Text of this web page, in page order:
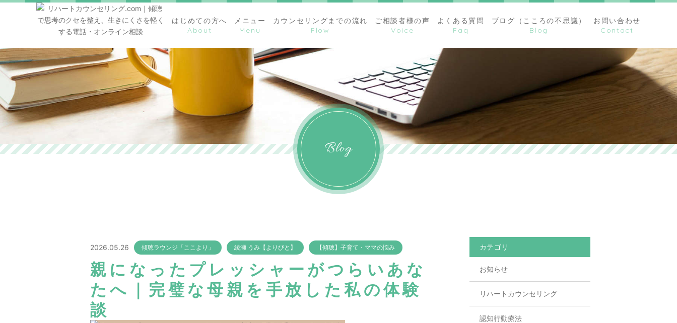
はじめての方へ メニュー カウンセリングまでの流れ ご相談者様の声 よくある質問 ブログ（こころの不思議） お問い合わせ
Blog
2026.05.26 傾聴ラウンジ「ここより」 綾瀬 うみ【よりびと】 【傾聴】子育て・ママの悩み
親になったプレッシャーがつらいあな
たへ｜完璧な母親を手放した私の体験
談
カテゴリ
お知らせ
リハートカウンセリング
認知行動療法